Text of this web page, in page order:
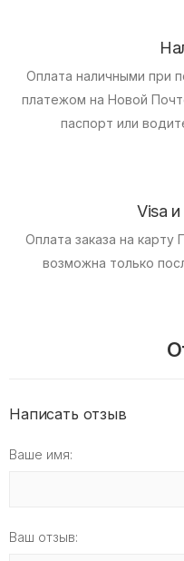
Оплата наличными при
платежом на Новой
паспорт или
Visa
Оплата заказа на карту
возможна только
Написать отзыв
Ваше имя:
Ваш отзыв: